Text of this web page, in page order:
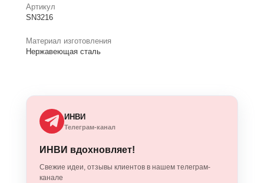
Артикул
SN3216
Материал изготовления
Нержавеющая сталь
ИНВИ
Телеграм-канал
ИНВИ вдохновляет!
Свежие идеи, отзывы клиентов в нашем телеграм-
канале